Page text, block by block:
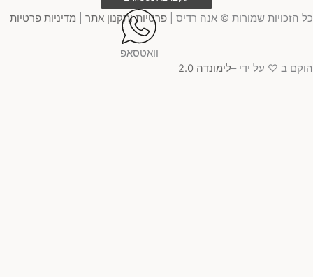
הזכויות שמורות © אנה רדיס | פרטיות ותקנון אתר| מדיניות פרטיות
ב ♡ על ידי – לימונדה 2.0
וואטסאפ